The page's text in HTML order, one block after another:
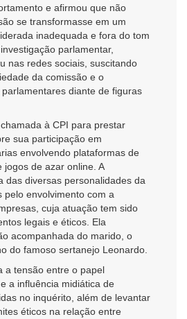
e afirmou que não
se transformasse em um
inadequada e fora do tom
parlamentar,
nas redes sociais, suscitando
da comissão e o
diante de figuras
à CPI para prestar
sua participação em
envolvendo plataformas de
jogos de azar online. A
das diversas personalidades da
pelo envolvimento com a
cuja atuação tem sido
legais e éticos. Ela
acompanhada do marido, o
do famoso sertanejo Leonardo.
a tensão entre o papel
a influência midiática de
no inquérito, além de levantar
éticos na relação entre